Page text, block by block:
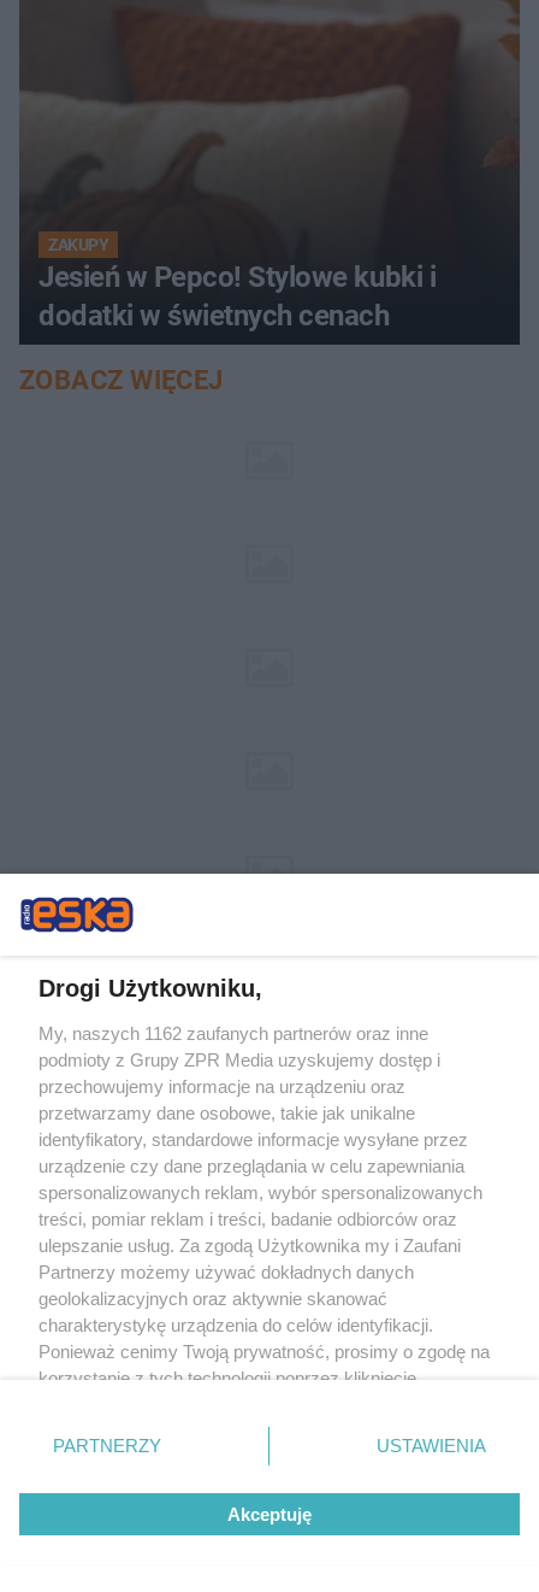
ZAKUPY
Jesień w Pepco! Stylowe kubki i
dodatki w świetnych cenach
ZOBACZ WIĘCEJ
Żaden utwór zamieszczony w serwisie nie może być powielany i
rozpowszechniany lub dalej rozpowszechniany w jakikolwiek sposób (w
tym także elektroniczny lub mechaniczny) na jakimkolwiek polu
eksploatacji w jakiejkolwiek formie, włącznie z umieszczaniem w Internecie
bez pisemnej zgody właściciela praw. Jakiekolwiek użycie lub
wykorzystanie utworów w całości lub w części z naruszeniem prawa, tzn.
bez właściwej zgody, jest zabronione pod groźbą kary i może być ścigane
prawnie.
© 2026 Grupa ZPR Media
Drogi Użytkowniku,
My, naszych 1162 zaufanych partnerów oraz inne
podmioty z Grupy ZPR Media uzyskujemy dostęp i
przechowujemy informacje na urządzeniu oraz
przetwarzamy dane osobowe, takie jak unikalne
identyfikatory, standardowe informacje wysyłane przez
urządzenie czy dane przeglądania w celu zapewniania
spersonalizowanych reklam, wybór spersonalizowanych
treści, pomiar reklam i treści, badanie odbiorców oraz
ulepszanie usług. Za zgodą Użytkownika my i Zaufani
Partnerzy możemy używać dokładnych danych
geolokalizacyjnych oraz aktywnie skanować
charakterystykę urządzenia do celów identyfikacji.
Ponieważ cenimy Twoją prywatność, prosimy o zgodę na
korzystanie z tych technologii poprzez kliknięcie
zmienić/wycofać klikając przycisk ustawień prywatności
znajdujący się w lewym dolnym rogu strony
rodzaje przetwarzania danych nie wymagają zgody
użytkownika, ale masz prawo sprzeciwić się takiemu
przetwarzaniu. Preferencje będą miały zastosowanie tylko
PARTNERZY USTAWIENIA
Akceptuję